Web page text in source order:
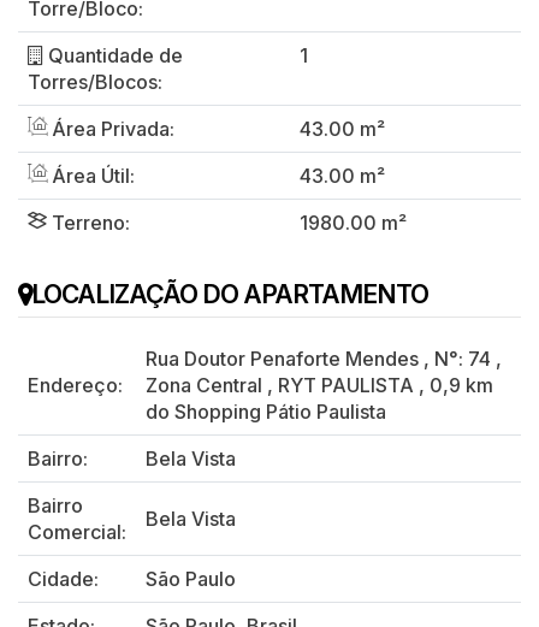
Torre/Bloco:
Quantidade de
Torres/Blocos:
1
Área Privada:
43.00 m²
Área Útil:
43.00 m²
Terreno:
1980.00 m²
LOCALIZAÇÃO DO APARTAMENTO
Endereço:
Rua Doutor Penaforte Mendes , N°: 74 ,
Zona Central , RYT PAULISTA , 0,9 km
do Shopping Pátio Paulista
Bairro:
Bela Vista
Bairro
Comercial:
Bela Vista
Cidade:
São Paulo